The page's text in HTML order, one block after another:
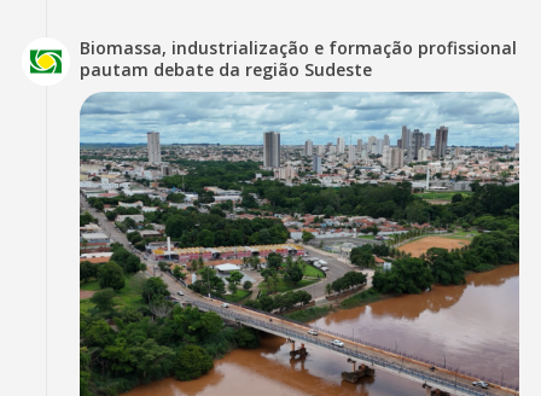
Biomassa, industrialização e formação profissional
pautam debate da região Sudeste